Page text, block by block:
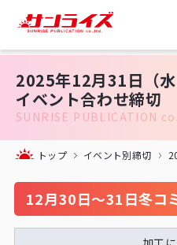
2025年12月31日（
イベント合わせ締切
SUNRISE PUBLICATION
トップ イベント別締切
12月30日～31日冬コ